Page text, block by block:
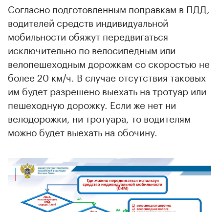
00:00 / 00:00
Согласно подготовленным поправкам в ПДД,
водителей средств индивидуальной
мобильности обяжут передвигаться
исключительно по велосипедным или
велопешеходным дорожкам со скоростью не
более 20 км/ч. В случае отсутствия таковых
им будет разрешено выехать на тротуар или
пешеходную дорожку. Если же нет ни
велодорожки, ни тротуара, то водителям
можно будет выехать на обочину.